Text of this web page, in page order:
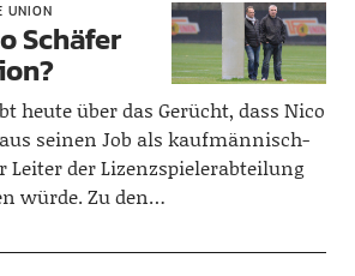
UNION
Schäfer
heute über das Gerücht, dass Nico
seinen Job als kaufmännisch-
Leiter der Lizenzspielerabteilung
würde. Zu den…